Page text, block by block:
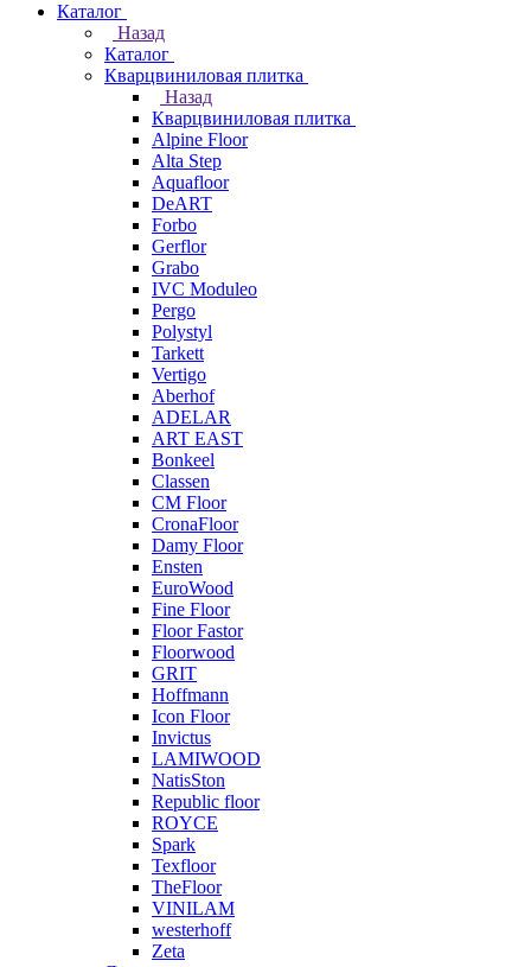
Каталог
Назад
Каталог
Кварцвиниловая плитка
Назад
Кварцвиниловая плитка
Alpine Floor
Alta Step
Aquafloor
DeART
Forbo
Gerflor
Grabo
IVC Moduleo
Pergo
Polystyl
Tarkett
Vertigo
Aberhof
ADELAR
ART EAST
Bonkeel
Classen
CM Floor
CronaFloor
Damy Floor
Ensten
EuroWood
Fine Floor
Floor Fastor
Floorwood
GRIT
Hoffmann
Icon Floor
Invictus
LAMIWOOD
NatisSton
Republic floor
ROYCE
Spark
Texfloor
TheFloor
VINILAM
westerhoff
Zeta